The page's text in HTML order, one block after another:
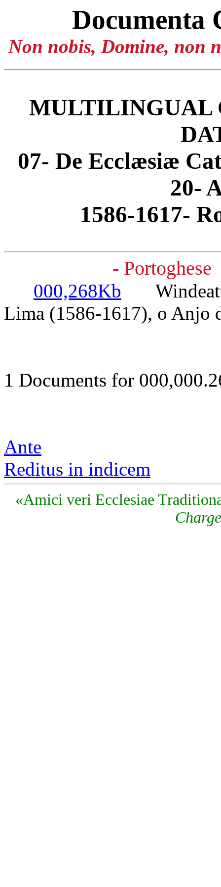
Documenta
Non nobis, Domine, non
MULTILINGUAL
07- De Ecclæsiæ
20-
1586-1617-
- Portoghese
000,268Kb Windeatt,
Lima (1586-1617), o Anjo
1 Documents for
Ante
Reditus in indicem
«Amici veri Ecclesiae